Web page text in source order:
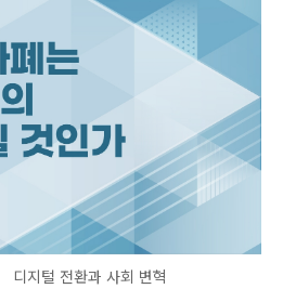
디지털 전환과 사회 변혁